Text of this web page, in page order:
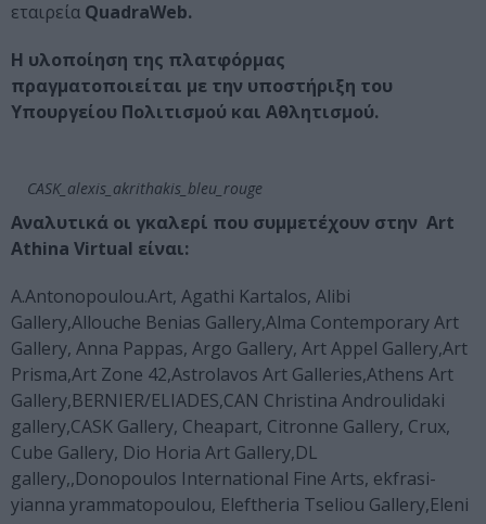
εταιρεία QuadraWeb.
H υλοποίηση της πλατφόρμας
πραγματοποιείται με την υποστήριξη του
Υπουργείου Πολιτισμού και Αθλητισμού.
CASK_alexis_akrithakis_bleu_rouge
Αναλυτικά οι γκαλερί που συμμετέχουν στην Αrt
Athina Virtual είναι:
A.Antonopoulou.Art, Agathi Kartalos, Alibi
Gallery,Allouche Benias Gallery,Alma Contemporary Art
Gallery, Anna Pappas, Argo Gallery, Art Appel Gallery,Art
Prisma,Art Zone 42,Astrolavos Art Galleries,Athens Art
Gallery,BERNIER/ELIADES,CAN Christina Androulidaki
gallery,CASK Gallery, Cheapart, Citronne Gallery, Crux,
Cube Gallery, Dio Horia Art Gallery,DL
gallery,,Donopoulos International Fine Arts, ekfrasi-
yianna yrammatopoulou, Eleftheria Tseliou Gallery,Eleni